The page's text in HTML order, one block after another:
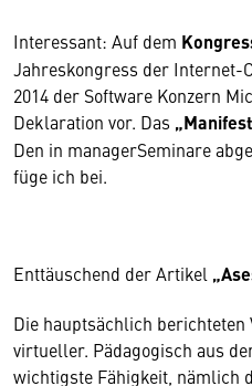
Interessant: Auf dem
Jahreskongress der Internet-
2014 der Software Konzern
Deklaration vor. Das
Den in managerSeminare
füge ich bei.
Enttäuschend der Artikel
Die hauptsächlich
virtueller. Pädagogisch aus
wichtigste Fähigkeit, nämlich